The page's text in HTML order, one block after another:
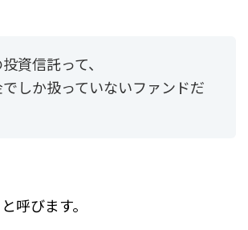
資信託って、
しか扱っていないファンドだ
と呼びます。